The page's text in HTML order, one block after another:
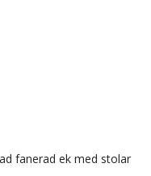
fanerad ek med stolar